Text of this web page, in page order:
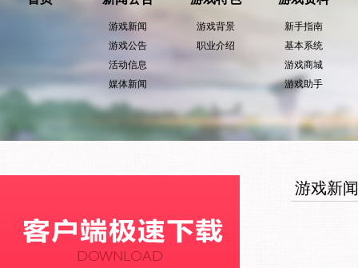
游戏新闻
游戏公告
活动信息
媒体新闻
游戏背景
职业介绍
新手指南
基本系统
游戏商城
游戏助手
游戏新闻